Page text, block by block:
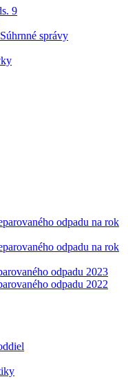
9
správy
odpadu na rok
odpadu na rok
odpadu 2023
odpadu 2022